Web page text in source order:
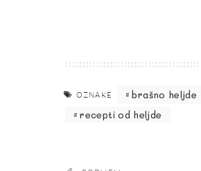
OZNAKE brašno heljde
recepti od heljde